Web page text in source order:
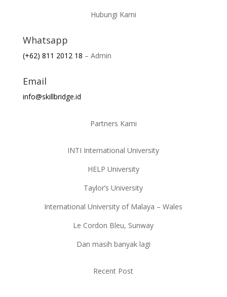
Hubungi Kami
Whatsapp
(+62) 811 2012 18 – Admin
Email
info@skillbridge.id
Partners Kami
INTI International University
HELP University
Taylor’s University
International University of Malaya – Wales
Le Cordon Bleu, Sunway
Dan masih banyak lagi
Recent Post